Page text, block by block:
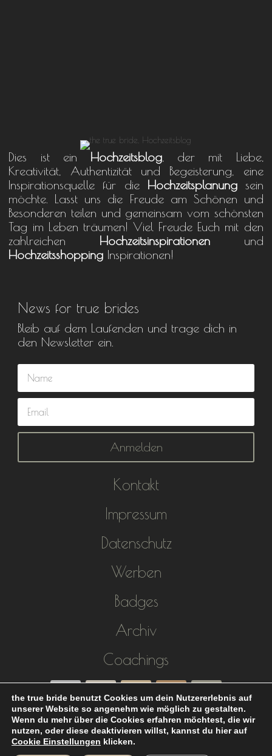
Dies ist ein Hochzeitsblog, der mit Liebe,
Kreativität, Authentizität und Begeisterung, eine
Inspirationsquelle für die Hochzeitsplanungsein
möchte. Lasst uns die Freude am Schönen und
Besonderen teilen und gemeinsam vom schönsten
Tag im Leben träumen! Viel Freude Euch mit den
zahlreichen Hochzeitsinspirationen und
Hochzeitsshopping Inspirationen!
News for true brides
Bleib auf dem Laufenden und trage dich in
den Newsletter ein.
Anmelden
Kontakt
Impressum
Datenschutz
Werben
Badges
Archiv
Coachings
the true bride benutzt Cookies um dein Nutzererlebnis auf
unserer Website so angenehm wie möglich zu gestalten.
Wenn du mehr über die Cookies erfahren möchtest, die wir
nutzen, oder diese deaktivieren willst, kannst du hier auf
Cookie Einstellungen klicken.